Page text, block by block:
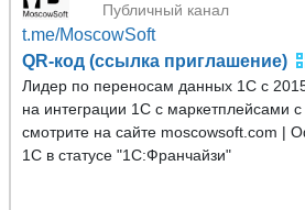
Публичный канал
t.me/MoscowSoft
QR-код (ссылка приглашение)
Лидер по переносам данных 1С с
на интеграции 1С с маркетплейсами
смотрите на сайте moscowsoft.com |
1С в статусе "1С:Франчайзи"